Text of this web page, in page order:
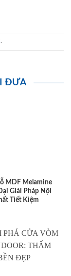
.
ĐƯA
MDF Melamine
Giải Pháp Nội
Tiết Kiệm